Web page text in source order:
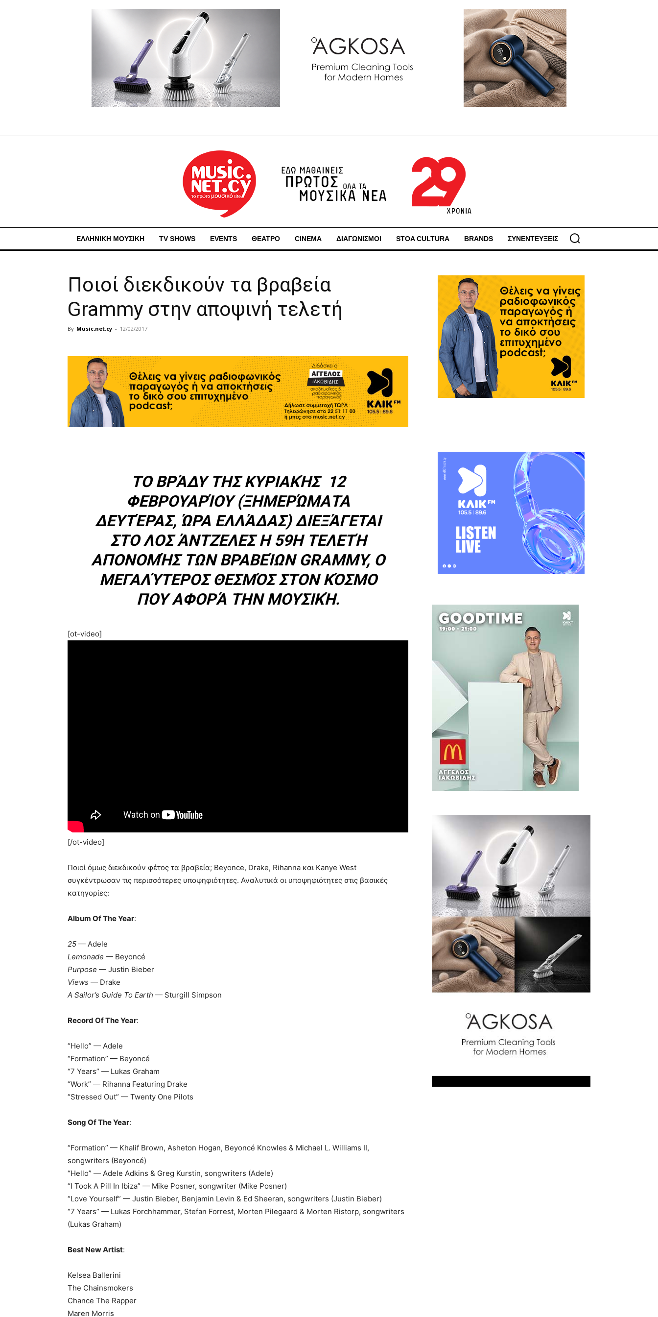
ΕΛΛΗΝΙΚΗ ΜΟΥΣΙΚΗ TV SHOWS EVENTS ΘΕΑΤΡΟ CINEMA ΔΙΑΓΩΝΙΣΜΟΙ STOA CULTURA BRANDS ΣΥΝΕΝΤΕΥΞΕΙΣ
Ποιοί διεκδικούν τα βραβεία
Grammy στην αποψινή τελετή
By Music.net.cy - 12/02/2017
ΤΟ ΒΡΆΔΥ ΤΗΣ ΚΥΡΙΑΚΉΣ 12
ΦΕΒΡΟΥΑΡΊΟΥ (ΞΗΜΕΡΏΜΑΤΑ
ΔΕΥΤΈΡΑΣ, ΏΡΑ ΕΛΛΆΔΑΣ) ΔΙΕΞΆΓΕΤΑΙ
ΣΤΟ ΛΟΣ ΆΝΤΖΕΛΕΣ Η 59Η ΤΕΛΕΤΉ
ΑΠΟΝΟΜΉΣ ΤΩΝ ΒΡΑΒΕΊΩΝ GRAMMY, Ο
ΜΕΓΑΛΎΤΕΡΟΣ ΘΕΣΜΌΣ ΣΤΟΝ ΚΌΣΜΟ
ΠΟΥ ΑΦΟΡΆ ΤΗΝ ΜΟΥΣΙΚΉ.
[ot-video]
[/ot-video]
Ποιοί όμως διεκδικούν φέτος τα βραβεία; Beyonce, Drake, Rihanna και Kanye West
συγκέντρωσαν τις περισσότερες υποψηφιότητες. Αναλυτικά οι υποψηφιότητες στις βασικές
κατηγορίες:
Album Of The Year:
25 — Adele
Lemonade — Beyoncé
Purpose — Justin Bieber
Views — Drake
A Sailor’s Guide To Earth — Sturgill Simpson
Record Of The Year:
“Hello” — Adele
“Formation” — Beyoncé
“7 Years” — Lukas Graham
“Work” — Rihanna Featuring Drake
“Stressed Out” — Twenty One Pilots
Song Of The Year:
“Formation” — Khalif Brown, Asheton Hogan, Beyoncé Knowles & Michael L. Williams II,
songwriters (Beyoncé)
“Hello” — Adele Adkins & Greg Kurstin, songwriters (Adele)
“I Took A Pill In Ibiza” — Mike Posner, songwriter (Mike Posner)
“Love Yourself” — Justin Bieber, Benjamin Levin & Ed Sheeran, songwriters (Justin Bieber)
“7 Years” — Lukas Forchhammer, Stefan Forrest, Morten Pilegaard & Morten Ristorp, songwriters
(Lukas Graham)
Best New Artist:
Kelsea Ballerini
The Chainsmokers
Chance The Rapper
Maren Morris